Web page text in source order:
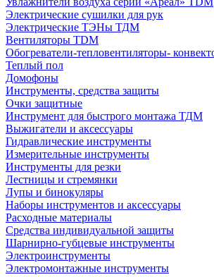
Электрические сушилки для рук
Электрические ТЭНы ТДМ
Вентиляторы TDM
Обогреватели-тепловентиляторы-
Теплый пол
Домофоны
Инструменты, средства защиты
Очки защитные
Инструмент для быстрого монтажа ТДМ
Выжигатели и аксессуары
Гидравлические инструменты
Измерительные инструменты
Инструменты для резки
Лестницы и стремянки
Лупы и бинокуляры
Наборы инструментов и аксессуары
Расходные материалы
Средства индивидуальной защиты
Шарнирно-губцевые инструменты
Электроинструменты
Электромонтажные инструменты